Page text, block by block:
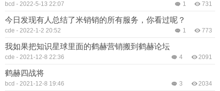
bcd - 2022-5-13 22:07 731
1
今日发现有人总结了米销销的所有服务，你看过呢？
cde - 2022-1-2 20:52 773
1
我如果把知识星球里面的鹤赫营销搬到鹤赫论坛
cde - 2021-12-8 22:36 2091
4
鹤赫四战将
bcd - 2021-12-8 19:46 2034
3